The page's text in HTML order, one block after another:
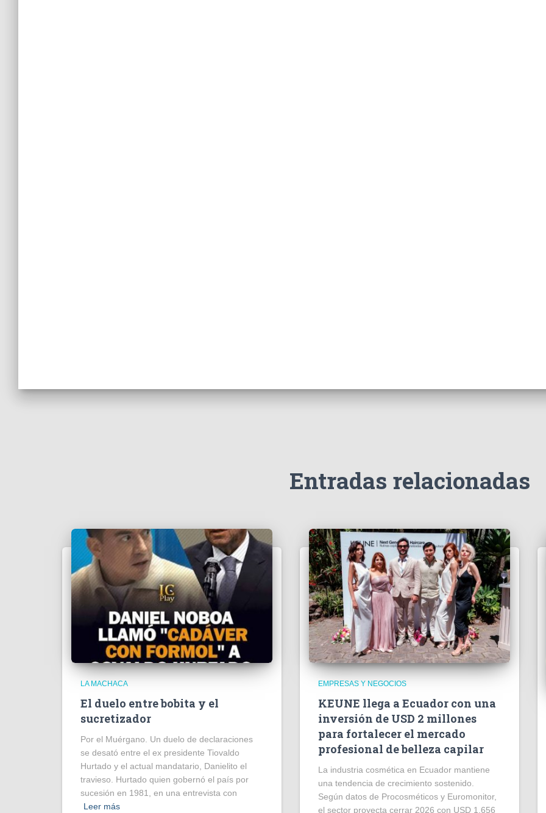
Entradas relacionadas
LA MACHACA
El duelo entre bobita y el
sucretizador
Por el Muérgano. Un duelo de declaraciones
se desató entre el ex presidente Tiovaldo
Hurtado y el actual mandatario, Danielito el
travieso. Hurtado quien gobernó el país por
sucesión en 1981, en una entrevista con
Leer más
EMPRESAS Y NEGOCIOS
KEUNE llega a Ecuador con una
inversión de USD 2 millones
para fortalecer el mercado
profesional de belleza capilar
La industria cosmética en Ecuador mantiene
una tendencia de crecimiento sostenido.
Según datos de Procosméticos y Euromonitor,
el sector proyecta cerrar 2026 con USD 1.656